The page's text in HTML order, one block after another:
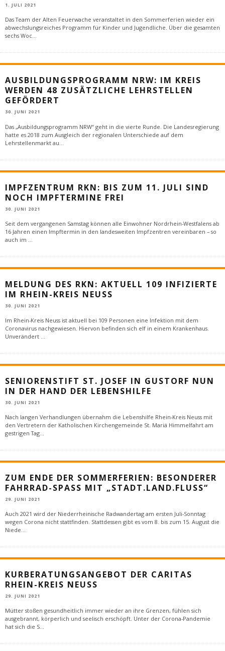
1. JULI 2021
Das Team der Alten Feuerwache veranstaltet in den Sommerferien wieder ein
abwechslungsreiches Programm für Kinder und Jugendliche. Über die gesamten
sechs Woc...
AUSBILDUNGSPROGRAMM NRW: IM KREIS
WERDEN 48 ZUSÄTZLICHE LEHRSTELLEN
GEFÖRDERT
30. JUNI 2021
Das „Ausbildungsprogramm NRW“ geht in die vierte Runde. Die Landesregierung
hatte es 2018 zum Ausgleich der regionalen Unterschiede auf dem
Lehrstellenmarkt au
IMPFZENTRUM RKN: BIS ZUM 11. JULI SIND
NOCH IMPFTERMINE FREI
30. JUNI 2021
Seit dem vergangenen Samstag können alle Einwohner Nordrhein-Westfalens ab
16 Jahren einen Impftermin in den landesweiten Impfzentren vereinbaren – so
auch im
MELDUNG DES RKN: AKTUELL 109 INFIZIERTE
IM RHEIN-KREIS NEUSS
30. JUNI 2021
Im Rhein-Kreis Neuss ist aktuell bei 109 Personen eine Infektion mit dem
Coronavirus nachgewiesen. Hiervon befinden sich elf in einem Krankenhaus.
Unverändert
SENIORENSTIFT ST. JOSEF IN GUSTORF NUN
IN DER HAND DER LEBENSHILFE
30. JUNI 2021
Nach langen Verhandlungen übernahm die Lebenshilfe Rhein-Kreis Neuss mit
den Vertretern der Katholischen Kirchengemeinde St. Mariä Himmelfahrt am
gestrigen Tag
ZUM ENDE DER SOMMERFERIEN: BESONDERER
FAHRRAD-SPASS MIT „STADT.LAND.FLUSS“
29. JUNI 2021
Auch 2021 wird der Niederrheinische Radwandertag am ersten Juli-Sonntag
wegen Corona nicht stattfinden. Stattdessen gibt es vom 8. bis zum 15. August die
Niede
KURBERATUNGSANGEBOT DER CARITAS
RHEIN-KREIS NEUSS
29. JUNI 2021
Mütter stoßen gesundheitlich immer wieder an ihre Grenzen, fühlen sich
ausgebrannt, körperlich und seelisch erschöpft. Unter der Corona-Pandemie
hat sich die S